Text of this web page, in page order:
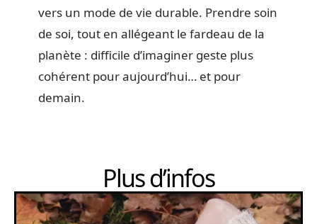
vers un mode de vie durable. Prendre soin
de soi, tout en allégeant le fardeau de la
planète : difficile d’imaginer geste plus
cohérent pour aujourd’hui… et pour
demain.
Plus d’infos